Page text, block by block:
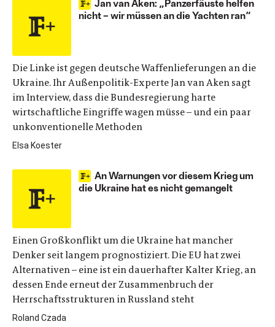
Jan van Aken: „Panzerfäuste helfen
nicht – wir müssen an die Yachten ran“
Die Linke ist gegen deutsche Waffenlieferungen an die
Ukraine. Ihr Außenpolitik-Experte Jan van Aken sagt
im Interview, dass die Bundesregierung harte
wirtschaftliche Eingriffe wagen müsse – und ein paar
unkonventionelle Methoden
Elsa Koester
An Warnungen vor diesem Krieg um
die Ukraine hat es nicht gemangelt
Einen Großkonflikt um die Ukraine hat mancher
Denker seit langem prognostiziert. Die EU hat zwei
Alternativen – eine ist ein dauerhafter Kalter Krieg, an
dessen Ende erneut der Zusammenbruch der
Herrschaftsstrukturen in Russland steht
Roland Czada